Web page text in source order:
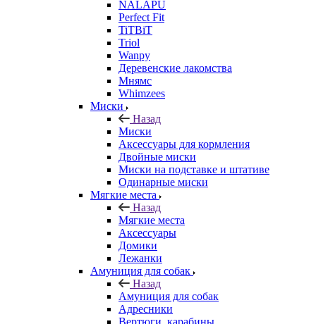
NALAPU
Perfect Fit
TiTBiT
Triol
Wanpy
Деревенские лакомства
Мнямс
Whimzees
Миски
Назад
Миски
Аксессуары для кормления
Двойные миски
Миски на подставке и штативе
Одинарные миски
Мягкие места
Назад
Мягкие места
Аксессуары
Домики
Лежанки
Амуниция для собак
Назад
Амуниция для собак
Адресники
Вертюги, карабины